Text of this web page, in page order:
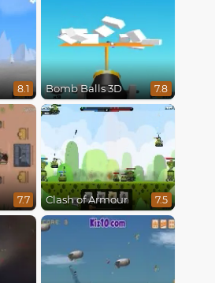
8.1 Bomb Balls 3D 7.8
7.7 Clash of Armour 7.5